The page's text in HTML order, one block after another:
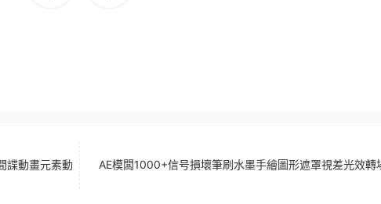
諜動畫元素動
AE模闆1000+信号損壞筆刷水墨手繪圖形遮罩視差光效轉